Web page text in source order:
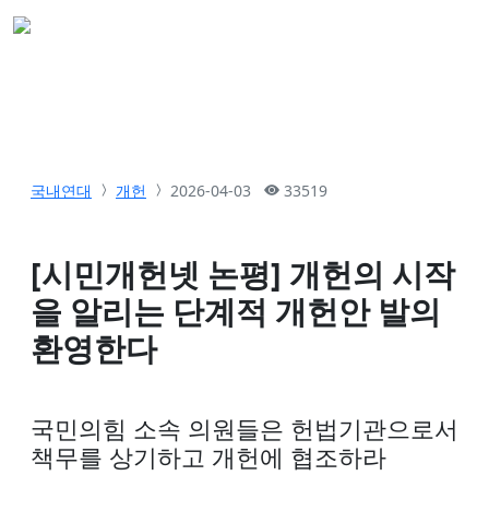
국내연대 개헌 2026-04-03 33519
[시민개헌넷 논평] 개헌의 시작
을 알리는 단계적 개헌안 발의
환영한다
국민의힘 소속 의원들은 헌법기관으로서
책무를 상기하고 개헌에 협조하라